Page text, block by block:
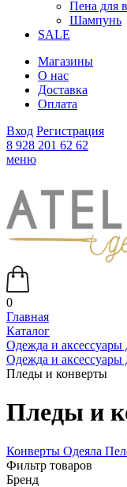
Пена для
Шампунь
SALE
Магазины
О нас
Доставка
Оплата
Вход Регистрация
8 928 201 62 62
меню
0
Главная
Каталог
Одежда и
Одежда и
Пледы и конверты
Пледы и
Конверты Одеяла
Фильтр товаров
Бренд